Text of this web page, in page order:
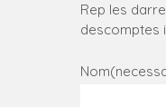
Rep les
descomptes
Nom